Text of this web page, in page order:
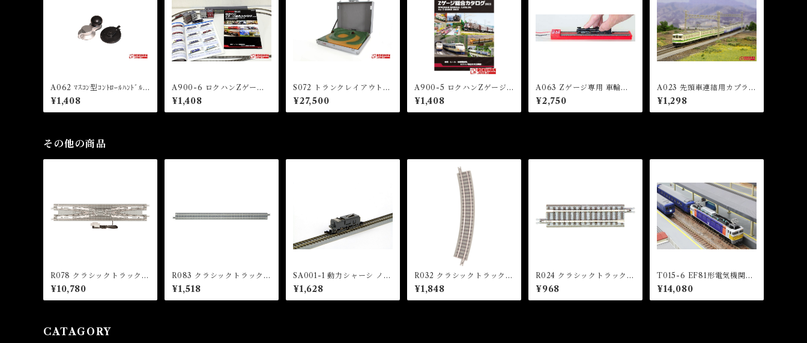
A062 ﾏｽｺﾝ型ｺﾝﾄﾛｰﾙﾊﾝﾄﾞﾙ
(RC-02＆RC-03用) (Thro
ttle LEVER Real Type(Fo
r RC-02&RC-03))
¥1,408
A900-6 ロクハンZゲージ
総合カタログ 2024 (Rokuh
an Z Gauge General Catal
og 2024)
¥1,408
S072 トランクレイアウトA
ミニマムサポートキット 彩
色済トンネルタイプ (Briefc
ase Layout Minimum Sup
¥27,500
A900-5 ロクハンZゲージ
総合カタログ 2023 (Rokuh
an Z Gauge General Catal
og 2023)
¥1,408
A063 Zゲージ専用 車輪ク
リーナー (Wheel Cleaner f
or Z Gauge)
¥2,750
A023 先頭車連結用カプラー
セット(113系/115系/415系
用)（Coupler Set）
¥1,298
その他の商品
R078 クラシックトラック
電動複線両渡りポイント (C
LASSIC TRACK Double
Crossover 220mm x 1 p
¥10,780
R083 クラシックトラック
直線レール 440mm(2本入)
(CLASSIC TRACK Straig
ht Track 440mm x 2 pcs)
¥1,518
SA001-1 動力シャーシ ノー
マルタイプ (Z SHORTY P
ower Chassis (Normal T
ype))
¥1,628
R032 クラシックトラック
曲線レール R195-30°(6本
入) (CLASSIC TRACK Cu
rved Track R195mm 30 °
¥1,848
R024 クラシックトラック
直線レール 55mm(2本入)
(CLASSIC TRACK Straig
ht Track 55mm x 2 pcs
¥968
T015-6 EF81形電気機関車
99号機 カシオペア塗装 (EF
81 Electric Locomotive
Cassiopeia Color)
¥14,080
CATAGORY